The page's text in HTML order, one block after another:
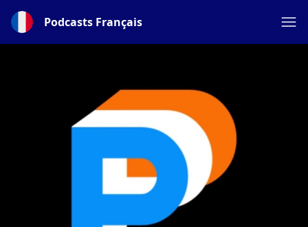
Podcasts Français